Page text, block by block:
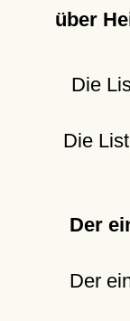
über
Die
Die
Der
Der